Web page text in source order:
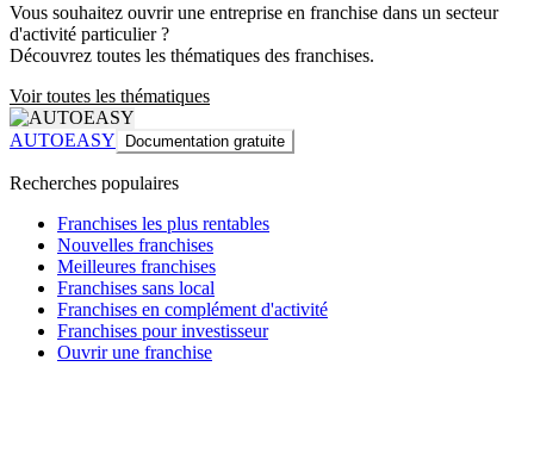
Vous souhaitez ouvrir une entreprise en franchise dans un secteur
d'activité particulier ?
Découvrez toutes les thématiques des franchises.
Voir toutes les thématiques
AUTOEASY Documentation gratuite
Recherches populaires
Franchises les plus rentables
Nouvelles franchises
Meilleures franchises
Franchises sans local
Franchises en complément d'activité
Franchises pour investisseur
Ouvrir une franchise